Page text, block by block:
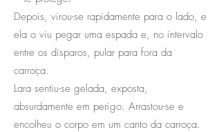
Depois, virou-se rapidamente para o lado, e
ela o viu pegar uma espada e, no intervalo
entre os disparos, pular para fora da
carroça.
Lara sentiu-se gelada, exposta,
absurdamente em perigo. Arrastou-se e
encolheu o corpo em um canto da carroça.